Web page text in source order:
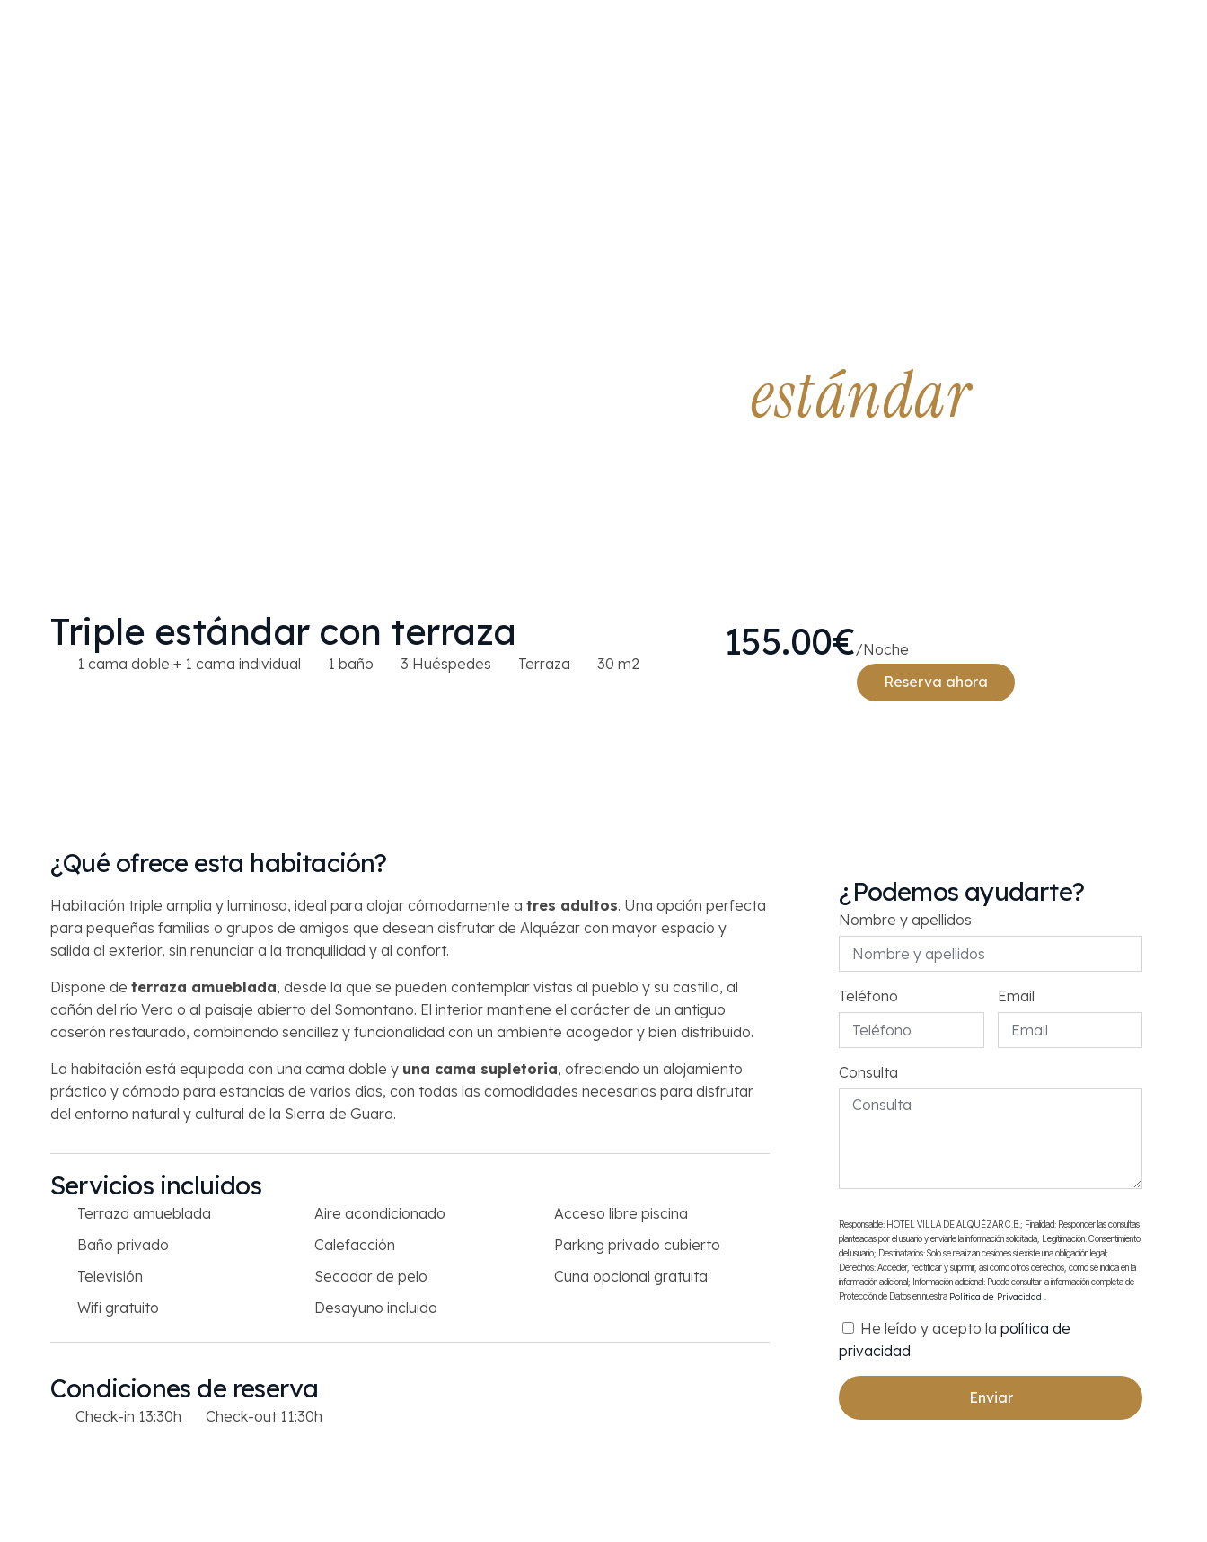
estándar
Triple estándar con terraza
1 cama doble + 1 cama individual 1 baño 3 Huéspedes Terraza 30 m2 155.00€/Noche
Reserva ahora
¿Qué ofrece esta habitación?
Habitación triple amplia y luminosa, ideal para alojar cómodamente a tres adultos. Una opción perfecta
para pequeñas familias o grupos de amigos que desean disfrutar de Alquézar con mayor espacio y
salida al exterior, sin renunciar a la tranquilidad y al confort.
Dispone de terraza amueblada, desde la que se pueden contemplar vistas al pueblo y su castillo, al
cañón del río Vero o al paisaje abierto del Somontano. El interior mantiene el carácter de un antiguo
caserón restaurado, combinando sencillez y funcionalidad con un ambiente acogedor y bien distribuido.
La habitación está equipada con una cama doble y una cama supletoria, ofreciendo un alojamiento
práctico y cómodo para estancias de varios días, con todas las comodidades necesarias para disfrutar
del entorno natural y cultural de la Sierra de Guara.
Servicios incluidos
Terraza amueblada
Baño privado
Televisión
Wifi gratuito
Aire acondicionado
Calefacción
Secador de pelo
Desayuno incluido
Acceso libre piscina
Parking privado cubierto
Cuna opcional gratuita
Condiciones de reserva
Check-in 13:30h Check-out 11:30h
¿Podemos ayudarte?
Nombre y apellidos
Teléfono Email
Consulta
Responsable: HOTEL VILLA DE ALQUÉZAR C.B.; Finalidad: Responder las consultas
planteadas por el usuario y enviarle la información solicitada; Legitimación: Consentimiento
del usuario; Destinatarios: Solo se realizan cesiones si existe una obligación legal;
Derechos: Acceder, rectificar y suprimir, así como otros derechos, como se indica en la
información adicional; Información adicional: Puede consultar la información completa de
Protección de Datos en nuestra Política de Privacidad
He leído y acepto lapolítica de
privacidad.
Enviar
Hotel Villa de Alquézar